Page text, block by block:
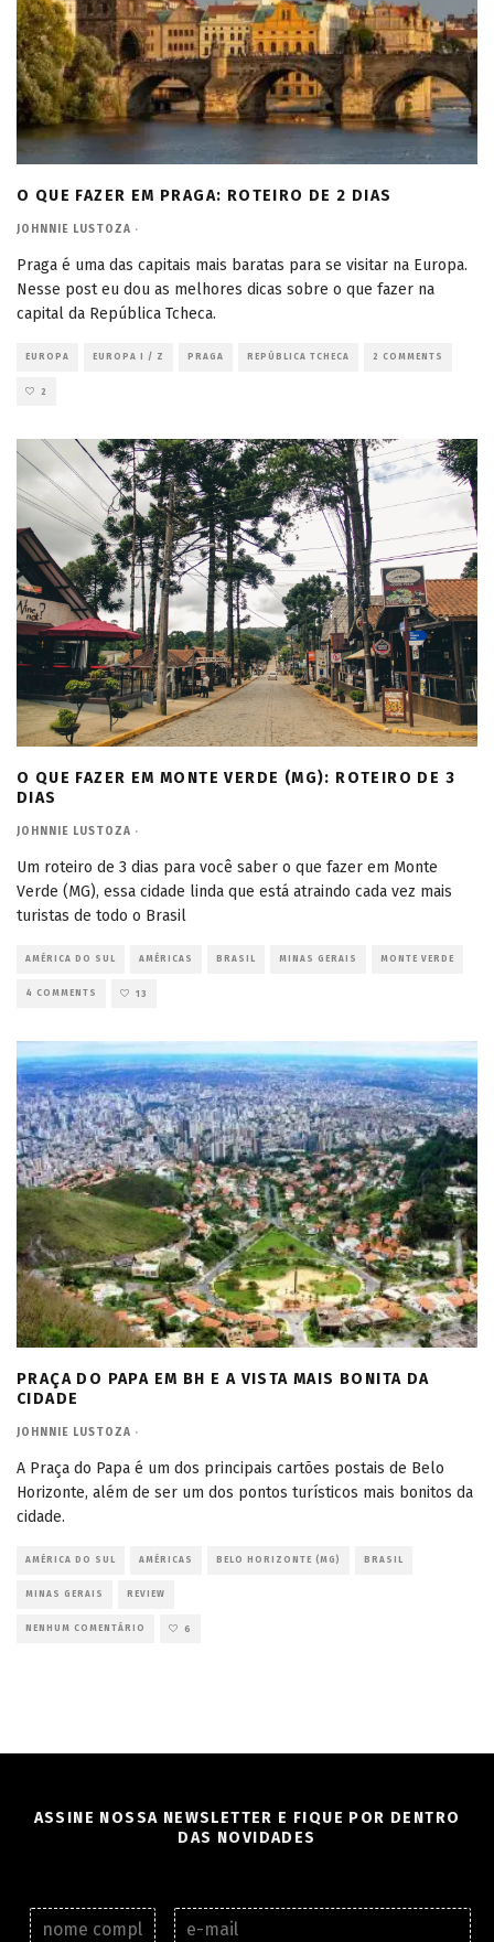
O QUE FAZER EM PRAGA: ROTEIRO DE 2 DIAS
JOHNNIE LUSTOZA ·
Praga é uma das capitais mais baratas para se visitar na Europa.
Nesse post eu dou as melhores dicas sobre o que fazer na
capital da República Tcheca.
EUROPA EUROPA I / Z PRAGA REPÚBLICA TCHECA 2 COMMENTS
2
O QUE FAZER EM MONTE VERDE (MG): ROTEIRO DE 3
DIAS
JOHNNIE LUSTOZA ·
Um roteiro de 3 dias para você saber o que fazer em Monte
Verde (MG), essa cidade linda que está atraindo cada vez mais
turistas de todo o Brasil
AMÉRICA DO SUL AMÉRICAS BRASIL MINAS GERAIS MONTE VERDE
4 COMMENTS 13
PRAÇA DO PAPA EM BH E A VISTA MAIS BONITA DA
CIDADE
JOHNNIE LUSTOZA ·
A Praça do Papa é um dos principais cartões postais de Belo
Horizonte, além de ser um dos pontos turísticos mais bonitos da
cidade.
AMÉRICA DO SUL AMÉRICAS BELO HORIZONTE (MG) BRASIL
MINAS GERAIS REVIEW
NENHUM COMENTÁRIO 6
ASSINE NOSSA NEWSLETTER E FIQUE POR DENTRO
DAS NOVIDADES
N